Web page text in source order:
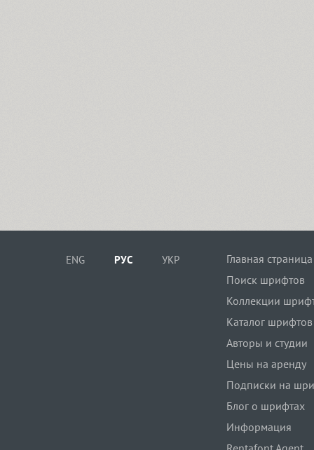
ENG РУС УКР
Главная страница
Поиск шрифтов
Коллекции
Каталог шрифтов
Авторы и студии
Цены на аренду
Подписки на
Блог о шрифтах
Информация